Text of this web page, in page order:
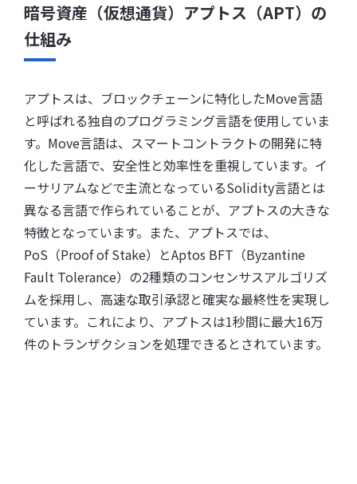
暗号資産（仮想通貨）アプトス（APT）の
仕組み
アプトスは、ブロックチェーンに特化したMove言語
と呼ばれる独自のプログラミング言語を使用していま
す。Move言語は、スマートコントラクトの開発に特
化した言語で、安全性と効率性を重視しています。イ
ーサリアムなどで主流となっているSolidity言語とは
異なる言語で作られていることが、アプトスの大きな
特徴となっています。また、アプトスでは、
PoS（Proof of Stake）とAptos BFT（Byzantine
Fault Tolerance）の2種類のコンセンサスアルゴリズ
ムを採用し、高速な取引承認と確実な最終性を実現し
ています。これにより、アプトスは1秒間に最大16万
件のトランザクションを処理できるとされています。